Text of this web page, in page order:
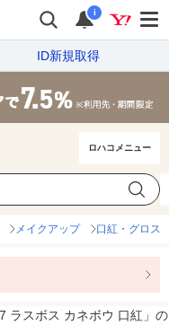
i
ID新規取得
ロハコメニュー
メイクアップ 口紅・グロス